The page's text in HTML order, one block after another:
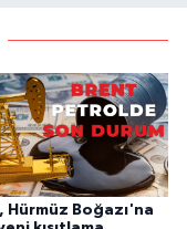
Hürmüz Boğazı'na